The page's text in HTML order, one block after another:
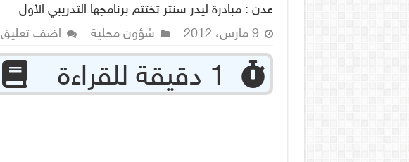
عدن : مبادرة ليدر سنتر تختتم برنامجها التدريبي الأول
9 مارس، 2012
شؤون محلية اضف تعليق